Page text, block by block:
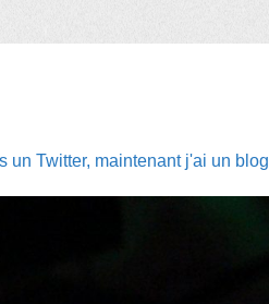
Twitter, maintenant j'ai un blog